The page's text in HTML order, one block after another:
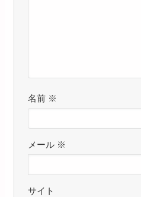
名前 ※
メール ※
サイト